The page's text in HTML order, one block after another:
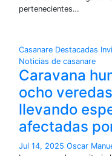
pertenecientes…
Casanare Destacadas
Noticias de casanare
Caravana
ocho
llevando
afectadas
Jul 14, 2025 Oscar